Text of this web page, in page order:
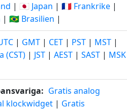
| 🇯🇵 Japan | 🇫🇷 Frankrike |
| 🇧🇷 Brasilien |
| GMT | CET | PST | MST |
(CST) | JST | AEST | SAST | MSK
Gratis analog
klockwidget | Gratis